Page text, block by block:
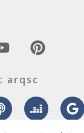
arqsc